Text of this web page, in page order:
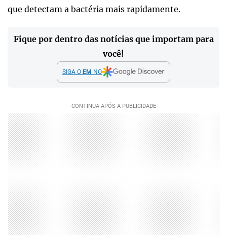
que detectam a bactéria mais rapidamente.
Fique por dentro das notícias que importam para
você!
SIGA O EM NO